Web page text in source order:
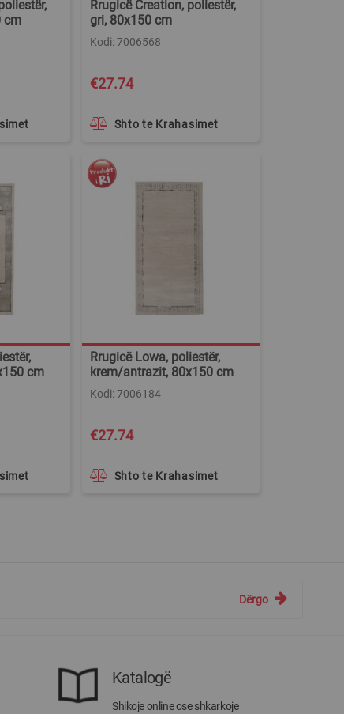
cm
Rrugicë Creation, poliestër,
gri, 80x150 cm
€27.74
Kodi: 7006568
Shto te Krahasimet
cm
Rrugicë Lowa, poliestër,
krem/antrazit, 80x150 cm
€27.74
Kodi: 7006184
Shto te Krahasimet
Dërgo
Katalogë
Shikoje online ose shkarkoje